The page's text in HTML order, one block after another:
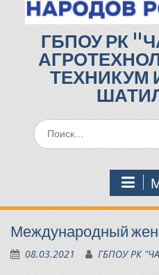
ГБПОУ РК
ТЕХНИКУМ
Поиск
по:
Международный
08.03.2021 ГБПОУ РК